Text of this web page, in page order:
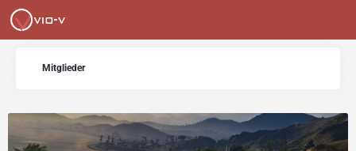
Mitglieder